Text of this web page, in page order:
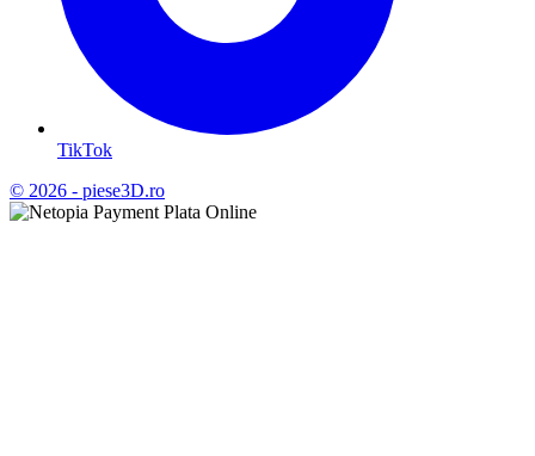
TikTok
© 2026 - piese3D.ro